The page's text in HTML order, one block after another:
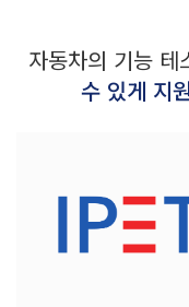
자동차의 기능 테
수 있게 지